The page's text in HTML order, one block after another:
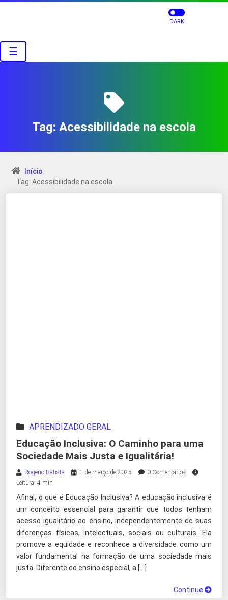
☰
DARK
Tag: Acessibilidade na escola
Início
Tag: Acessibilidade na escola
APRENDIZADO GERAL
Educação Inclusiva: O Caminho para uma
Sociedade Mais Justa e Igualitária!
Rogerio Batista 1 de março de 2025
0 Comentários
Leitura: 4 min
Afinal, o que é Educação Inclusiva? A educação inclusiva é
um conceito essencial para garantir que todos tenham
acesso igualitário ao ensino, independentemente de suas
diferenças físicas, intelectuais, sociais ou culturais. Ela
promove a equidade e reconhece a diversidade como um
valor fundamental na formação de uma sociedade mais
justa. Diferente do ensino especial, a […]
Continue